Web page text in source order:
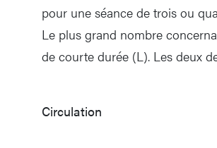
pour une séance de trois ou
Le plus grand nombre
de courte durée (L). Les deux
Circulation